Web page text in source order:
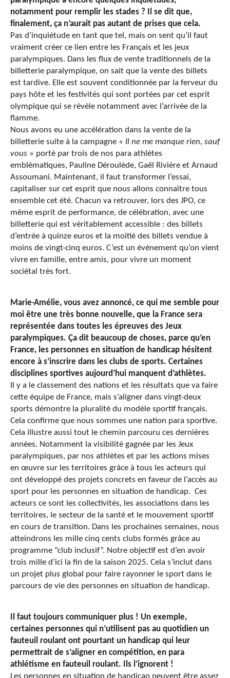
notamment pour remplir les stades ? Il se dit que,
finalement, ça n’aurait pas autant de prises que cela.
Pas d’inquiétude en tant que tel, mais on sent qu’il faut
vraiment créer ce lien entre les Français et les jeux
paralympiques. Dans les flux de vente traditionnels de la
billetterie paralympique, on sait que la vente des billets
est tardive. Elle est souvent conditionnée par la ferveur du
pays hôte et les festivités qui sont portées par cet esprit
olympique qui se révèle notamment avec l’arrivée de la
flamme.
Nous avons eu une accélération dans la vente de la
billetterie suite à la campagne « Il ne me manque rien, sauf
vous » porté par trois de nos para athlètes
emblématiques, Pauline Déroulède, Gaël Rivière et Arnaud
Assoumani. Maintenant, il faut transformer l’essai,
capitaliser sur cet esprit que nous allons connaître tous
ensemble cet été. Chacun va retrouver, lors des JPO, ce
même esprit de performance, de célébration, avec une
billetterie qui est véritablement accessible : des billets
d’entrée à quinze euros et la moitié des billets vendue à
moins de vingt-cinq euros. C’est un événement qu’on vient
vivre en famille, entre amis, pour vivre un moment
sociétal très fort.
Marie-Amélie, vous avez annoncé, ce qui me semble pour
moi être une très bonne nouvelle, que la France sera
représentée dans toutes les épreuves des Jeux
paralympiques. Ça dit beaucoup de choses, parce qu’en
France, les personnes en situation de handicap hésitent
encore à s’inscrire dans les clubs de sports. Certaines
disciplines sportives aujourd’hui manquent d’athlètes.
Il y a le classement des nations et les résultats que va faire
cette équipe de France, mais s’aligner dans vingt-deux
sports démontre la pluralité du modèle sportif français.
Cela confirme que nous sommes une nation para sportive.
Cela illustre aussi tout le chemin parcouru ces dernières
années. Notamment la visibilité gagnée par les Jeux
paralympiques, par nos athlètes et par les actions mises
en œuvre sur les territoires grâce à tous les acteurs qui
ont développé des projets concrets en faveur de l’accès au
sport pour les personnes en situation de handicap. Ces
acteurs ce sont les collectivités, les associations dans les
territoires, le secteur de la santé et le mouvement sportif
en cours de transition. Dans les prochaines semaines, nous
atteindrons les mille cinq cents clubs formés grâce au
programme “club inclusif”. Notre objectif est d’en avoir
trois mille d’ici la fin de la saison 2025. Cela s’inclut dans
un projet plus global pour faire rayonner le sport dans le
parcours de vie des personnes en situation de handicap.
Il faut toujours communiquer plus ! Un exemple,
certaines personnes qui n’utilisent pas au quotidien un
fauteuil roulant ont pourtant un handicap qui leur
permettrait de s’aligner en compétition, en para
athlétisme en fauteuil roulant. Ils l’ignorent !
Les personnes en situation de handicap peuvent être assez